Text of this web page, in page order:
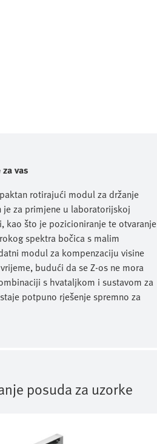
vas
rotirajući modul za držanje
je za primjene u laboratorijskoj
kao što je pozicioniranje te otvaranje
spektra bočica s malim
modul za kompenzaciju visine
budući da se Z-os ne mora
s hvataljkom i sustavom za
potpuno rješenje spremno za
posuda za uzorke